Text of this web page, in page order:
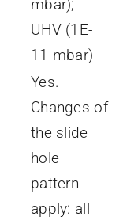
mbar);
UHV (1E-
11 mbar)
Yes.
Changes of
the slide
hole
pattern
apply: all